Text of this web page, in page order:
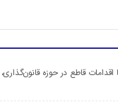
اقدامات قاطع در حوزه